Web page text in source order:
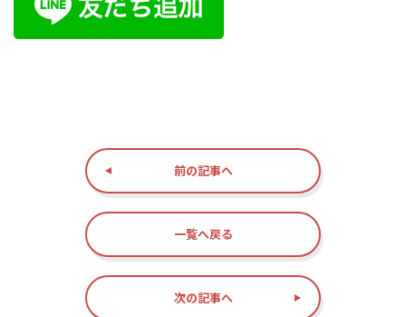
前の記事へ
一覧へ戻る
次の記事へ